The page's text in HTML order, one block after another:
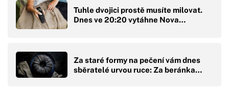
Tuhle dvojici prostě musíte milovat.
Dnes ve 20:20 vytáhne Nova…
Za staré formy na pečení vám dnes
sběratelé urvou ruce: Za beránka…